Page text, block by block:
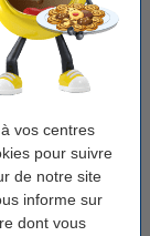
vos centres
pour suivre
de notre site
informe sur
dont vous
(300